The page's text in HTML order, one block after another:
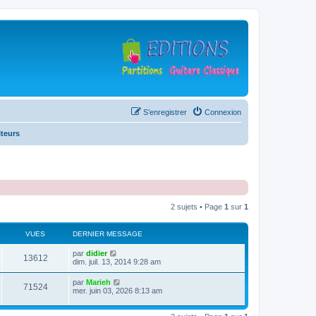
Connexion
S’enregistrer
2 sujets • Page 1 sur 1
VUES DERNIER MESSAGE
13612V
u
s
D
e
i
e
m
par didier
dim. juil. 13, 2014 9:28 am
71524V
u
D
e
n
par Marieh
mer. juin 03, 2026 8:13 am